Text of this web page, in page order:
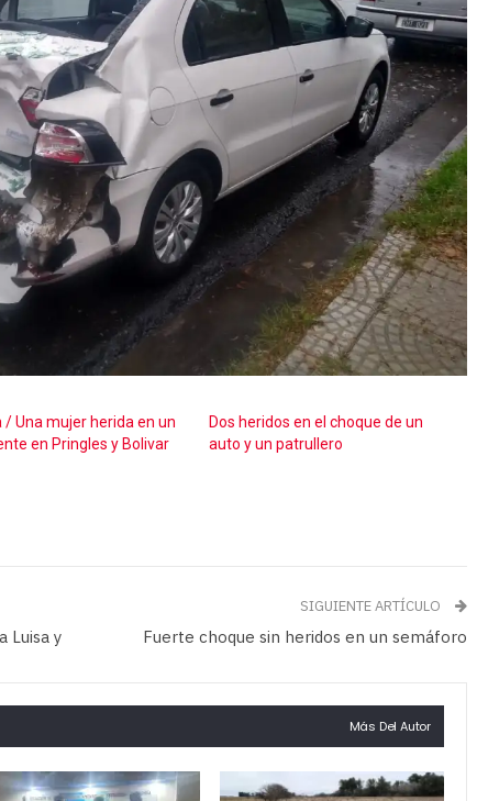
/ Una mujer herida en un
en Pringles y Bolivar
Dos heridos en el choque de un
auto y un patrullero
Luisa y
SIGUIENTE ARTÍCULO
Fuerte choque sin heridos en un semáforo
Más Del Autor